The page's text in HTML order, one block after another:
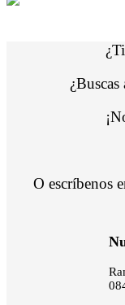
O escríbenos